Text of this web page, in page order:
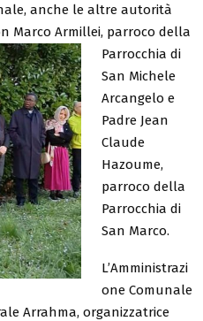
anche le altre autorità
Marco Armillei, parroco della
Parrocchia di
San Michele
Arcangelo e
Padre Jean
Claude
Hazoume,
parroco della
Parrocchia di
San Marco.
L’Amministrazi
one Comunale
Arrahma, organizzatrice